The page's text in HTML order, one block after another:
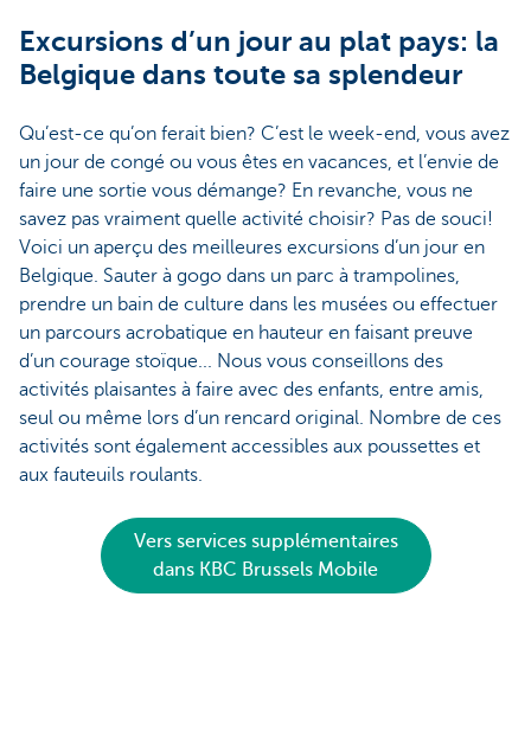
Excursions d’un jour au plat pays: la
Belgique dans toute sa splendeur
Qu’est-ce qu’on ferait bien? C’est le week-end, vous avez
un jour de congé ou vous êtes en vacances, et l’envie de
faire une sortie vous démange? En revanche, vous ne
savez pas vraiment quelle activité choisir? Pas de souci!
Voici un aperçu des meilleures excursions d’un jour en
Belgique. Sauter à gogo dans un parc à trampolines,
prendre un bain de culture dans les musées ou effectuer
un parcours acrobatique en hauteur en faisant preuve
d’un courage stoïque... Nous vous conseillons des
activités plaisantes à faire avec des enfants, entre amis,
seul ou même lors d’un rencard original. Nombre de ces
activités sont également accessibles aux poussettes et
aux fauteuils roulants.
Vers services supplémentaires
dans KBC Brussels Mobile